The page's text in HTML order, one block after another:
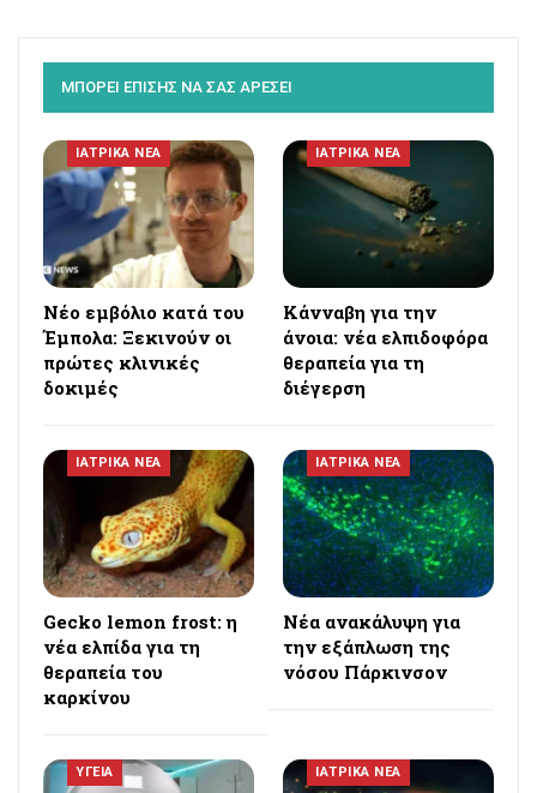
ΜΠΟΡΕΙ ΕΠΙΣΗΣ ΝΑ ΣΑΣ ΑΡΕΣΕΙ
ΙΑΤΡΙΚΑ ΝΕΑ
Νέο εμβόλιο κατά του
Έμπολα: Ξεκινούν οι
πρώτες κλινικές
δοκιμές
ΙΑΤΡΙΚΑ ΝΕΑ
Κάνναβη για την
άνοια: νέα ελπιδοφόρα
θεραπεία για τη
διέγερση
ΙΑΤΡΙΚΑ ΝΕΑ
Gecko lemon frost: η
νέα ελπίδα για τη
θεραπεία του
καρκίνου
ΙΑΤΡΙΚΑ ΝΕΑ
Νέα ανακάλυψη για
την εξάπλωση της
νόσου Πάρκινσον
ΥΓΕΙΑ ΙΑΤΡΙΚΑ ΝΕΑ